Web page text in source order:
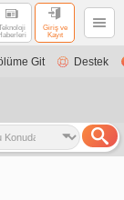
Giriş ve
Kayıt
Git Destek